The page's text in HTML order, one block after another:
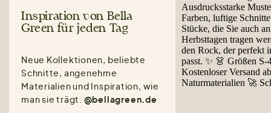
Inspiration von Bella
Green für jeden Tag
Neue Kollektionen, beliebte
Schnitte, angenehme
Materialien und Inspiration, wie
man sie trägt. @bellagreen.de